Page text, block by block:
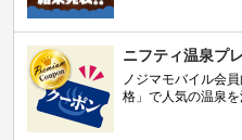
ニフティ温泉プ
ノジマモバイル会
格」で人気の温泉を